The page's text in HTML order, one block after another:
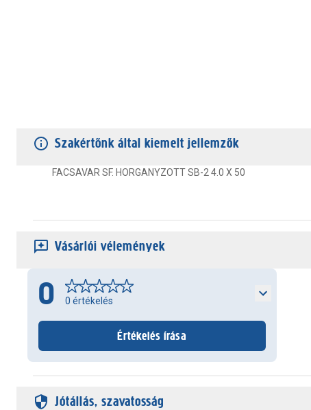
Szakértőnk által kiemelt jellemzők
FACSAVAR SF. HORGANYZOTT SB-2 4.0 X 50
Vásárlói vélemények
0 0 értékelés
Értékelés írása
Jótállás, szavatosság